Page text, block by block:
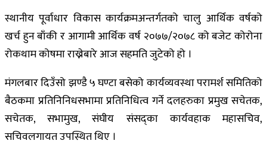
स्थानीय पूर्वाधार विकास कार्यक्रमअन्तर्गतको चालु आर्थिक वर्षको
खर्च हुन बाँकी र आगामी आर्थिक वर्ष २०७७/२०७८ को बजेट कोरोना
रोकथाम कोषमा राख्नेबारे आज सहमति जुटेको हो ।
मंगलबार दिउँसो झण्डै ५ घण्टा बसेको कार्यव्यवस्था परामर्श समितिको
बैठकमा प्रतिनिनिधसभामा प्रतिनिधित्व गर्ने दलहरुका प्रमुख सचेतक,
सचेतक, सभामुख, संघीय संसद्‍का कार्यवहाक महासचिव,
सचिवलगायत उपस्थित थिए ।